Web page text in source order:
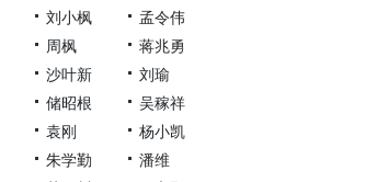
刘小枫
孟令伟
周枫
蒋兆勇
沙叶新
刘瑜
储昭根
吴稼祥
袁刚
杨小凯
朱学勤
潘维